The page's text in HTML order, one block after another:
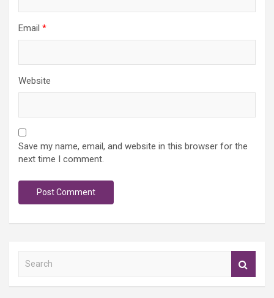
Email *
Website
Save my name, email, and website in this browser for the
next time I comment.